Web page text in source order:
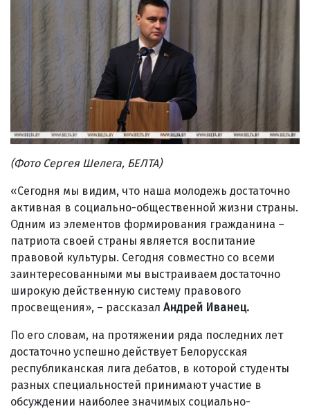
(Фото Сергея Шелега, БЕЛТА)
«Сегодня мы видим, что наша молодежь достаточно
активная в социально-общественной жизни страны.
Одним из элементов формирования гражданина –
патриота своей страны является воспитание
правовой культуры. Сегодня совместно со всеми
заинтересованными мы выстраиваем достаточно
широкую действенную систему правового
просвещения», – рассказал Андрей Иванец.
По его словам, на протяжении ряда последних лет
достаточно успешно действует Белорусская
республиканская лига дебатов, в которой студенты
разных специальностей принимают участие в
обсуждении наиболее значимых социально-